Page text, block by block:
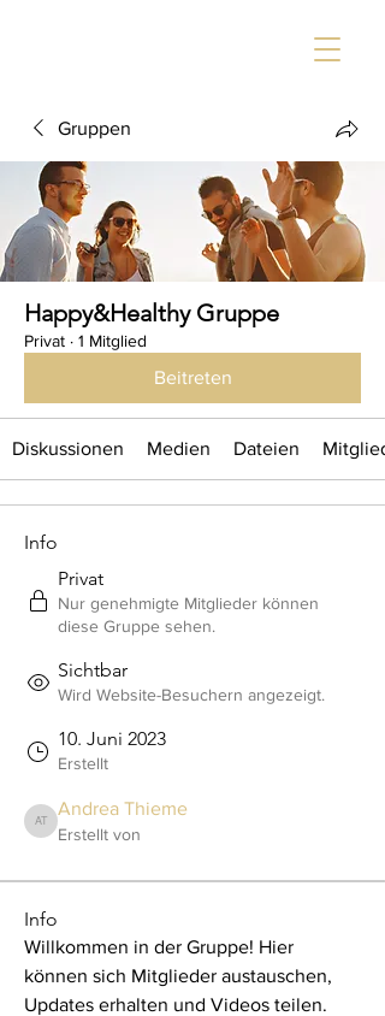
Gruppen
Happy&Healthy Gruppe
Privat · 1 Mitglied
Beitreten
Diskussionen Medien Dateien
Info
Privat
Nur genehmigte Mitglieder können
diese Gruppe sehen.
Sichtbar
Wird Website-Besuchern angezeigt.
10. Juni 2023
Erstellt
Andrea Thieme
Andrea Thieme
Erstellt von
Info
Willkommen in der Gruppe! Hier
können sich Mitglieder austauschen,
Updates erhalten und Videos teilen.